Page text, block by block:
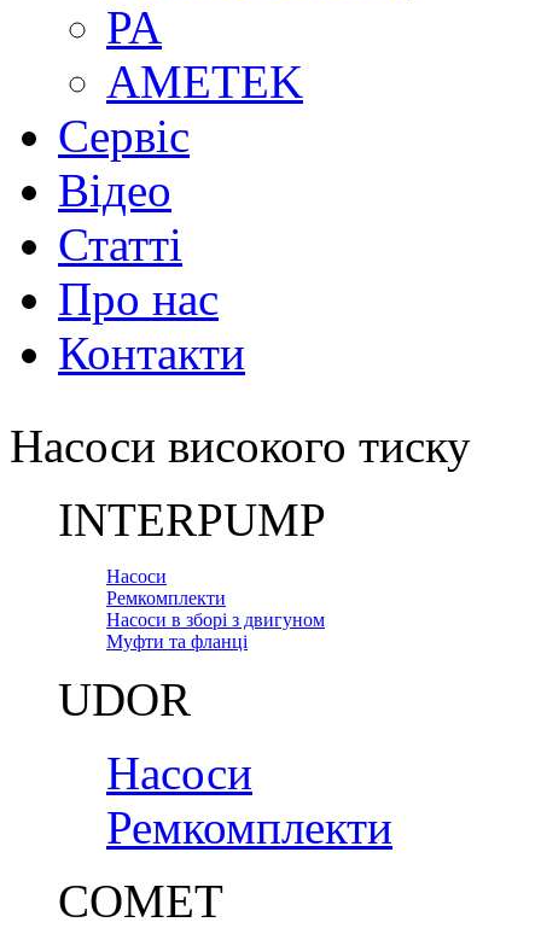
PA
AMETEK
Сервіс
Відео
Статті
Про нас
Контакти
Насоси високого тиску
INTERPUMP
Насоси
Ремкомплекти
Насоси в зборі з двигуном
Муфти та фланці
UDOR
Насоси
Ремкомплекти
COMET